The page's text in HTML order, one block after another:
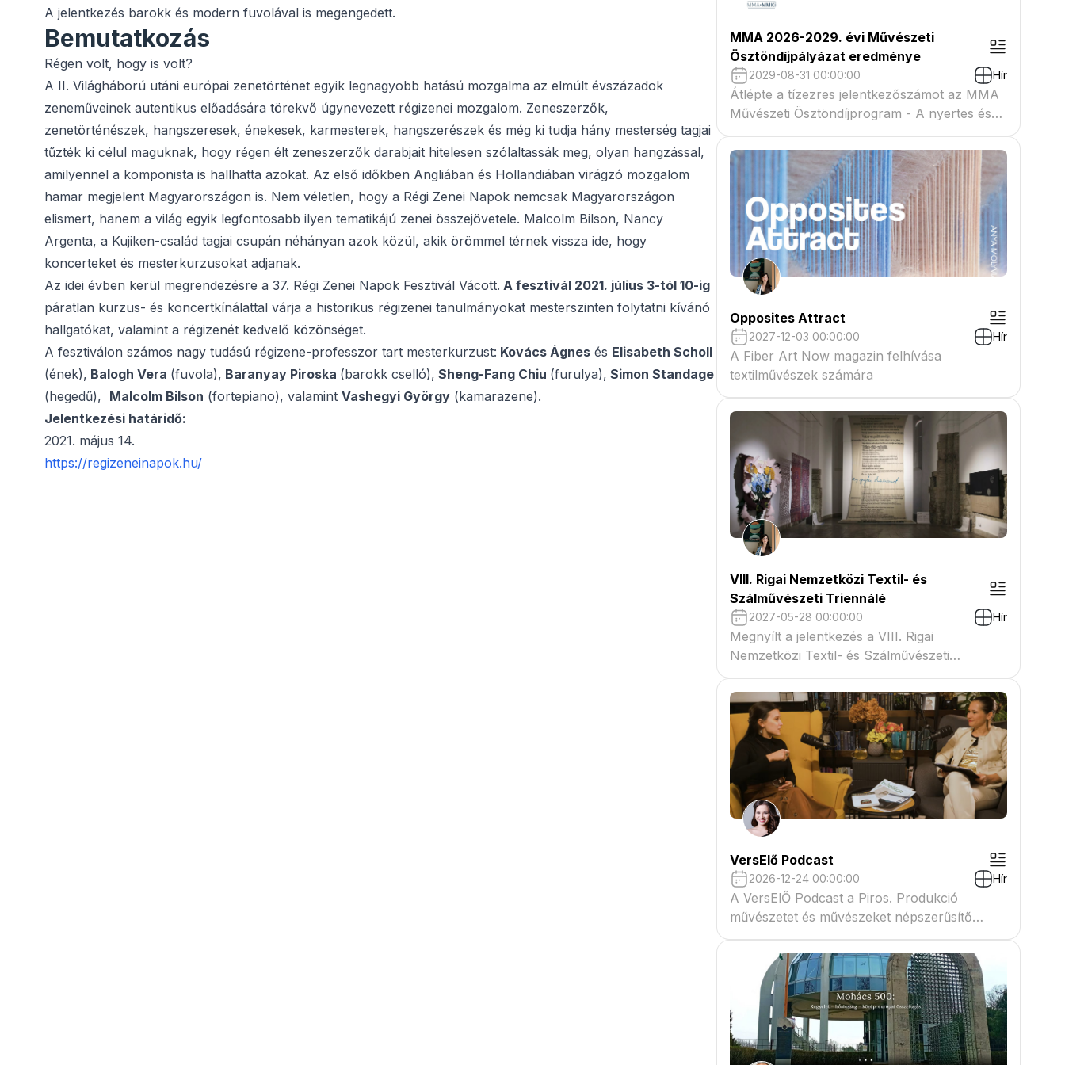
A jelentkezés barokk és modern fuvolával is megengedett.
Bemutatkozás
Régen volt, hogy is volt?
A II. Világháború utáni európai zenetörténet egyik legnagyobb hatású mozgalma az elmúlt évszázadok
zeneműveinek autentikus előadására törekvő úgynevezett régizenei mozgalom. Zeneszerzők,
zenetörténészek, hangszeresek, énekesek, karmesterek, hangszerészek és még ki tudja hány mesterség tagjai
tűzték ki célul maguknak, hogy régen élt zeneszerzők darabjait hitelesen szólaltassák meg, olyan hangzással,
amilyennel a komponista is hallhatta azokat. Az első időkben Angliában és Hollandiában virágzó mozgalom
hamar megjelent Magyarországon is. Nem véletlen, hogy a Régi Zenei Napok nemcsak Magyarországon
elismert, hanem a világ egyik legfontosabb ilyen tematikájú zenei összejövetele. Malcolm Bilson, Nancy
Argenta, a Kujiken-család tagjai csupán néhányan azok közül, akik örömmel térnek vissza ide, hogy
koncerteket és mesterkurzusokat adjanak.
Az idei évben kerül megrendezésre a 37. Régi Zenei Napok Fesztivál Vácott. A fesztivál 2021. július 3-tól 10-ig
páratlan kurzus- és koncertkínálattal várja a historikus régizenei tanulmányokat mesterszinten folytatni kívánó
hallgatókat, valamint a régizenét kedvelő közönséget.
A fesztiválon számos nagy tudású régizene-professzor tart mesterkurzust: Kovács Ágnes és Elisabeth Scholl
(ének), Balogh Vera (fuvola), Baranyay Piroska (barokk cselló), Sheng-Fang Chiu (furulya), Simon Standage
(hegedű), Malcolm Bilson (fortepiano), valamint Vashegyi György (kamarazene).
Jelentkezési határidő:
2021. május 14.
https://regizeneinapok.hu/
MMA 2026-2029. évi Művészeti
Ösztöndíjpályázat eredménye
2029-08-31 00:00:00 Hír
Átlépte a tízezres jelentkezőszámot az MMA
Művészeti Ösztöndíjprogram - A nyertes és
tartaléklistás pályázók névsora megtekinthető
a csatolmányban
Opposites Attract
2027-12-03 00:00:00 Hír
A Fiber Art Now magazin felhívása
textilművészek számára
VIII. Rigai Nemzetközi Textil- és
Szálművészeti Triennálé
2027-05-28 00:00:00 Hír
Megnyílt a jelentkezés a VIII. Rigai
Nemzetközi Textil- és Szálművészeti
Triennáléra
VersElő Podcast
2026-12-24 00:00:00 Hír
A VersElŐ Podcast a Piros. Produkció
művészetet és művészeket népszerűsítő
beszélgető műsora